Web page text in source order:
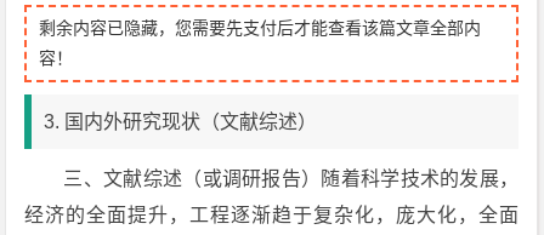
剩余内容已隐藏，您需要先支付后才能查看该篇文章全部内
容！
3. 国内外研究现状（文献综述）
三、文献综述（或调研报告）随着科学技术的发展，
经济的全面提升，工程逐渐趋于复杂化，庞大化，全面